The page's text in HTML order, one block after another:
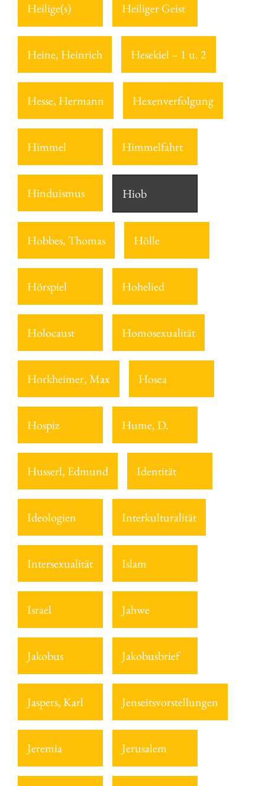
Heilige(s) Heiliger Geist
Heine, Heinrich Hesekiel – 1 u. 2
Hesse, Hermann Hexenverfolgung
Himmel Himmelfahrt
Hinduismus Hiob
Hobbes, Thomas Hölle
Hörspiel Hohelied
Holocaust Homosexualität
Horkheimer, Max Hosea
Hospiz Hume, D.
Husserl, Edmund Identität
Ideologien Interkulturalität
Intersexualität Islam
Israel Jahwe
Jakobus Jakobusbrief
Jaspers, Karl Jenseitsvorstellungen
Jeremia Jerusalem